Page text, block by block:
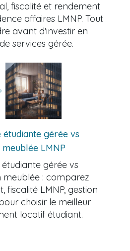
fiscalité et rendement
affaires LMNP. Tout
avant d'investir en
services gérée.
étudiante gérée vs
LMNP
étudiante gérée vs
meublée : comparez
fiscalité LMNP, gestion
choisir le meilleur
locatif étudiant.